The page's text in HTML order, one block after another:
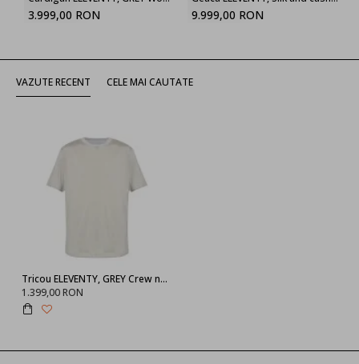
3.999,00 RON 9.999,00 RON
VAZUTE RECENT CELE MAI CAUTATE
Tricou ELEVENTY, GREY Crew neck T-shirt
1.399,00 RON